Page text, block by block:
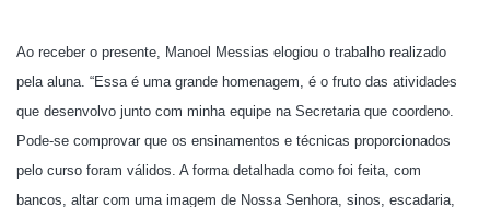
Ao receber o presente, Manoel Messias elogiou o trabalho realizado
pela aluna. “Essa é uma grande homenagem, é o fruto das atividades
que desenvolvo junto com minha equipe na Secretaria que coordeno.
Pode-se comprovar que os ensinamentos e técnicas proporcionados
pelo curso foram válidos. A forma detalhada como foi feita, com
bancos, altar com uma imagem de Nossa Senhora, sinos, escadaria,